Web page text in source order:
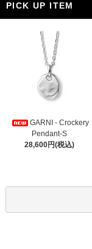
PICK UP ITEM
GARNI - Crockery
Pendant-S
28,600円(税込)